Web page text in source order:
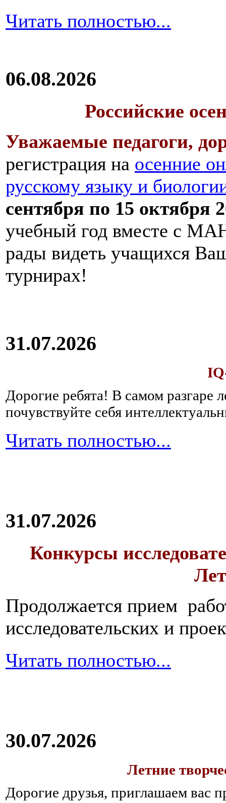
Читать полностью...
06.08.2026
Российские
Уважаемые педагоги,
регистрация на осенние
русскому языку и
сентября по 15 октября
учебный год вместе с
рады видеть учащихся
турнирах!
31.07.2026
Дорогие ребята! В самом разгаре
почувствуйте себя
Читать полностью...
31.07.2026
Конкурсы
Продолжается прием
исследовательских и
Читать полностью...
30.07.2026
Летние
Дорогие друзья, приглашаем вас